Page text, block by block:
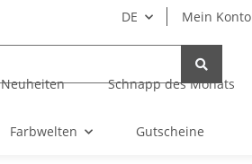
DE Mein Konto
Neuheiten Schnapp des Monats
Farbwelten Gutscheine